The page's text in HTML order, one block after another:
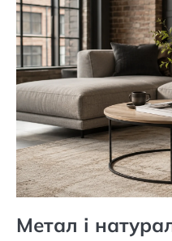
Метал і